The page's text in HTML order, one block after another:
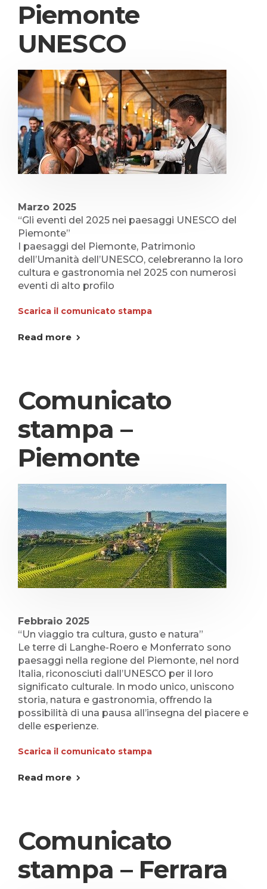
Piemonte
UNESCO
Marzo 2025
“Gli eventi del 2025 nei paesaggi UNESCO del
Piemonte”
I paesaggi del Piemonte, Patrimonio
dell’Umanità dell’UNESCO, celebreranno la loro
cultura e gastronomia nel 2025 con numerosi
eventi di alto profilo
Scarica il comunicato stampa
Read more
Comunicato
stampa –
Piemonte
Febbraio 2025
“Un viaggio tra cultura, gusto e natura”
Le terre di Langhe-Roero e Monferrato sono
paesaggi nella regione del Piemonte, nel nord
Italia, riconosciuti dall’UNESCO per il loro
significato culturale. In modo unico, uniscono
storia, natura e gastronomia, offrendo la
possibilità di una pausa all’insegna del piacere e
delle esperienze.
Scarica il comunicato stampa
Read more
Comunicato
stampa – Ferrara